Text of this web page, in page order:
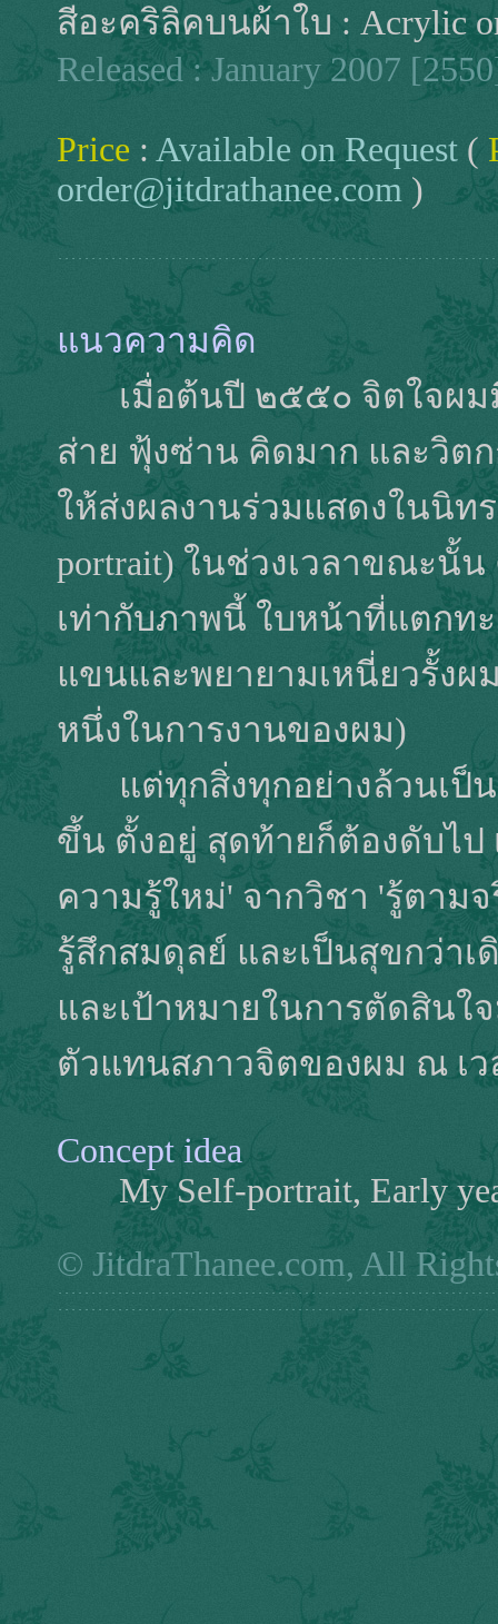
สีอะคริลิคบนผ้าใบ : Acrylic
Released : January 2007
Price : Available on Request (
order@jitdrathanee.com )
แนวความคิด
เมื่อต้นปี ๒๕๕๐ จิตใจผมมี
ส่าย ฟุ้งซ่าน คิดมาก และวิต
ให้ส่งผลงานร่วมแสดงในนิท
portrait) ในช่วงเวลาขณะนั้
เท่ากับภาพนี้ ใบหน้าที่แตกทะ
แขนและพยายามเหนี่ยวรั้ง
หนึ่งในการงานของผม)
แต่ทุกสิ่งทุกอย่างล้วนเป็น
ขึ้น ตั้งอยู่ สุดท้ายก็ต้องดับไป
ความรู้ใหม่' จากวิชา 'รู้ตาม
รู้สึกสมดุลย์ และเป็นสุขกว่า
และเป้าหมายในการตัดสินใ
ตัวแทนสภาวจิตของผม ณ เ
Concept idea
My Self-portrait, Early
© JitdraThanee.com, All